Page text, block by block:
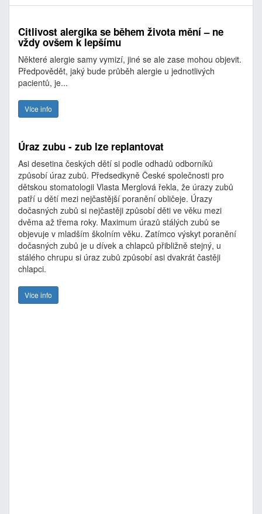
Citlivost alergika se během života mění – ne
vždy ovšem k lepšímu
Některé alergie samy vymizí, jiné se ale zase mohou objevit.
Předpovědět, jaký bude průběh alergie u jednotlivých
pacientů, je...
Více info
Úraz zubu - zub lze replantovat
Asi desetina českých dětí si podle odhadů odborníků
způsobí úraz zubů. Předsedkyně České společnosti pro
dětskou stomatologii Vlasta Merglová řekla, že úrazy zubů
patří u dětí mezi nejčastější poranění obličeje. Úrazy
dočasných zubů si nejčastěji způsobí děti ve věku mezi
dvěma až třema roky. Maximum úrazů stálých zubů se
objevuje v mladším školním věku. Zatímco výskyt poranění
dočasných zubů je u dívek a chlapců přibližně stejný, u
stálého chrupu si úraz zubů způsobí asi dvakrát častěji
chlapci.
Více info